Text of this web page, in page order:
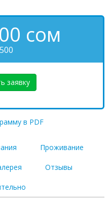
сом
заявку
в PDF
Проживание
Отзывы